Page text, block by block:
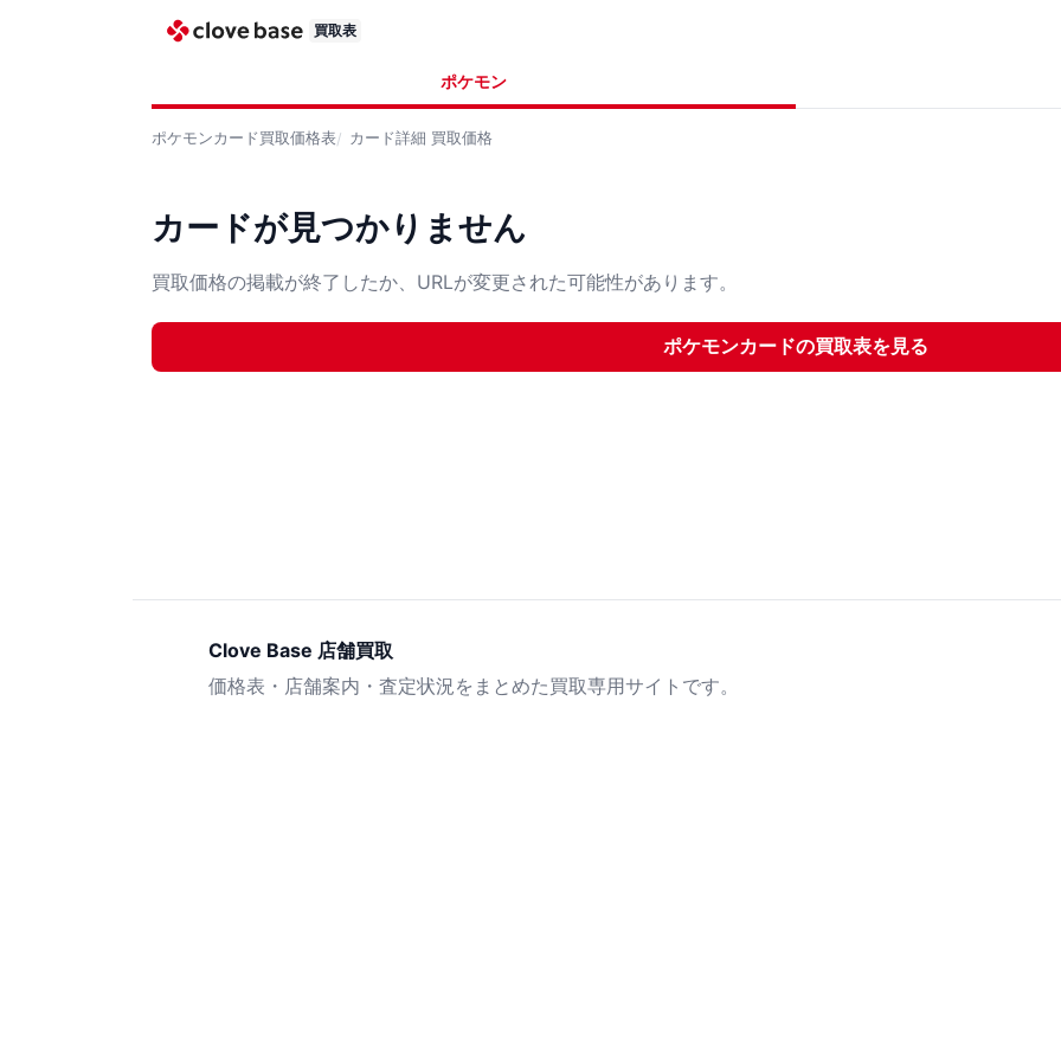
買取表
ポケモン
ポケモンカード買取価格表 カード詳細 買取価格
カードが見つかりません
買取価格の掲載が終了したか、URLが変更された可能性があります。
ポケモンカードの買取表を見る
Clove Base 店舗買取
価格表・店舗案内・査定状況をまとめた買取専用サイトです。